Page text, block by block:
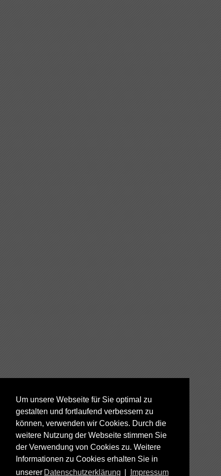
Um unsere Webseite für Sie optimal zu
gestalten und fortlaufend verbessern zu
können, verwenden wir Cookies. Durch die
weitere Nutzung der Webseite stimmen Sie
der Verwendung von Cookies zu. Weitere
Informationen zu Cookies erhalten Sie in
unserer Datenschutzerklärung Impressum